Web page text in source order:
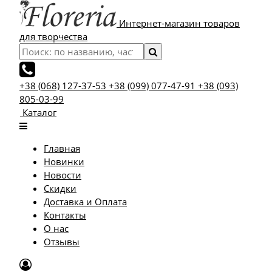
Интернет-магазин товаров
для творчества
+38 (068) 127-37-53 +38 (099) 077-47-91 +38 (093)
805-03-99
Каталог
Главная
Новинки
Новости
Скидки
Доставка и Оплата
Контакты
О нас
Отзывы